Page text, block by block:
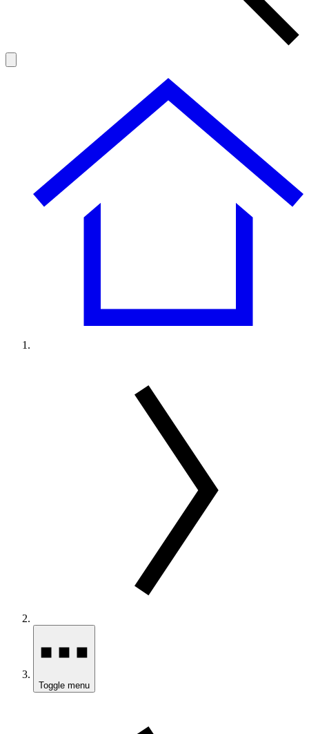
Toggle menu